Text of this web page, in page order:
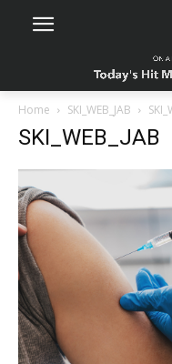
Home SKI_WEB_JAB
SKI_WEB_JAB